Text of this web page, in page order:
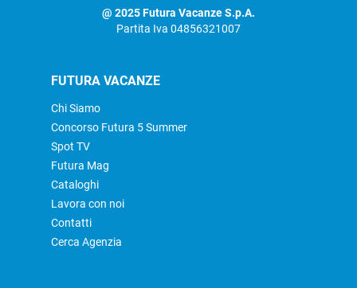
@ 2025 Futura Vacanze S.p.A.
Partita Iva 04856321007
FUTURA VACANZE
Chi Siamo
Concorso Futura 5 Summer
Spot TV
Futura Mag
Cataloghi
Lavora con noi
Contatti
Cerca Agenzia